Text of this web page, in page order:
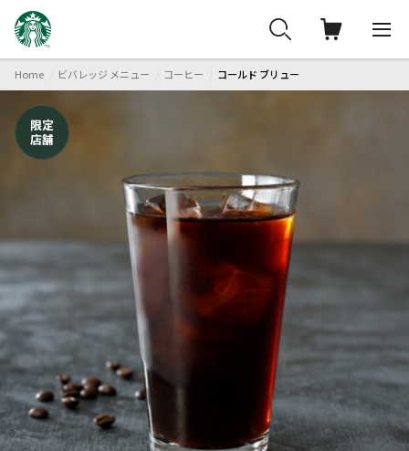
Home ビバレッジ メニュー コーヒー コールド ブリュー
限定
店舗